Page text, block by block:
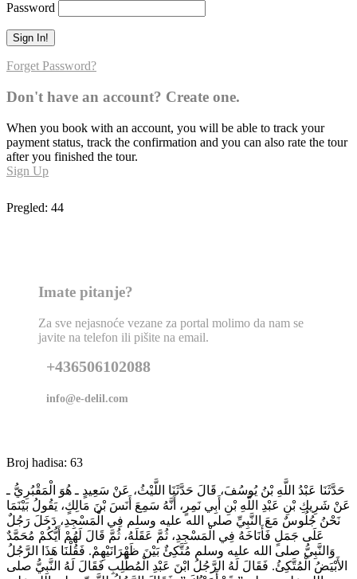
Password
Forget Password?
Don't have an account? Create one.
When you book with an account, you will be able to track your
payment status, track the confirmation and you can also rate the tour
after you finished the tour.
Sign Up
Pregled: 44
Imate pitanje?
Za sve nejasnoće vezane za portal molimo da nam se
javite na telefon ili pišite na email.
+436506102088
info@e-delil.com
Broj hadisa: 63
حَدَّثَنَا عَبْدُ اللَّهِ بْنُ يُوسُفَ، قَالَ حَدَّثَنَا اللَّيْثُ، عَنْ سَعِيدٍ ـ هُوَ الْمَقْبُرِيُّ ـ
عَنْ شَرِيكِ بْنِ عَبْدِ اللَّهِ بْنِ أَبِي نَمِرٍ، أَنَّهُ سَمِعَ أَنَسَ بْنَ مَالِكٍ، يَقُولُ بَيْنَمَا
نَحْنُ جُلُوسٌ مَعَ النَّبِيِّ صلى الله عليه وسلم فِي الْمَسْجِدِ، دَخَلَ رَجُلٌ
عَلَى جَمَلٍ فَأَنَاخَهُ فِي الْمَسْجِدِ، ثُمَّ عَقَلَهُ، ثُمَّ قَالَ لَهُمْ أَيُّكُمْ مُحَمَّدٌ
وَالنَّبِيُّ صلى الله عليه وسلم مُتَّكِئٌ بَيْنَ ظَهْرَانَيْهِمْ‏.‏ فَقُلْنَا هَذَا الرَّجُلُ
الأَبْيَضُ الْمُتَّكِئُ‏.‏ فَقَالَ لَهُ الرَّجُلُ ابْنَ عَبْدِ الْمُطَّلِبِ فَقَالَ لَهُ النَّبِيُّ صلى